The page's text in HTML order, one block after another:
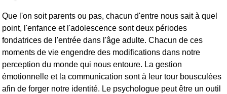
Que l'on soit parents ou pas, chacun d'entre nous sait à quel
point, l'enfance et l'adolescence sont deux périodes
fondatrices de l'entrée dans l'âge adulte. Chacun de ces
moments de vie engendre des modifications dans notre
perception du monde qui nous entoure. La gestion
émotionnelle et la communication sont à leur tour bousculées
afin de forger notre identité. Le psychologue peut être un outil